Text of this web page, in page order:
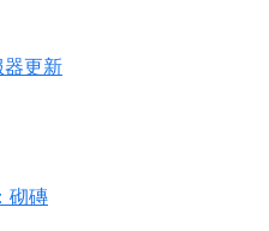
器更新
砌磚